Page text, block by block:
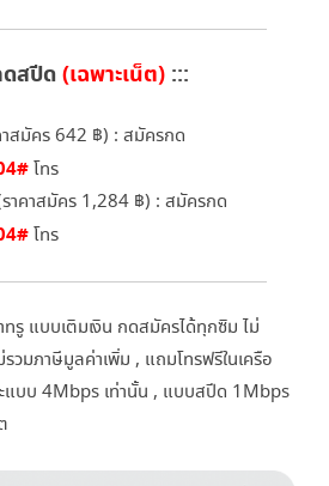
ดสปีด(เฉพาะเน็ต) :::
สมัคร 642 ฿) : สมัครกด
โทร
าคาสมัคร 1,284 ฿) : สมัครกด
โทร
ทรู แบบเติมเงิน กดสมัครได้ทุกซิม ไม่
รวมภาษีมูลค่าเพิ่ม , แถมโทรฟรีในเครือ
แบบ 4Mbps เท่านั้น , แบบสปีด 1Mbps